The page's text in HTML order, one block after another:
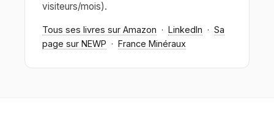
visiteurs/mois).
Tous ses livres sur Amazon · LinkedIn · Sa
page sur NEWP · France Minéraux